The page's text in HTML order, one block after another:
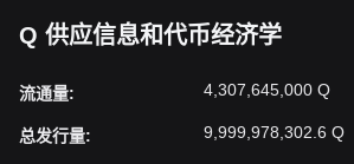
Q 供应信息和代币经济学
流通量: 4,307,645,000 Q
总发行量: 9,999,978,302.6 Q